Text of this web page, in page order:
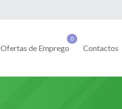
Ofertas de Emprego Contactos